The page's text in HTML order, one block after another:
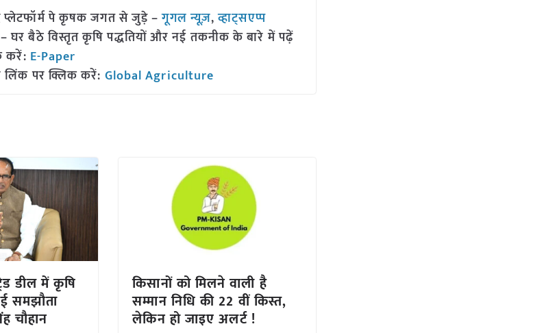
पे कृषक जगत से जुड़े –गूगल न्यूज़,व्हाट्सएप्प
– घर बैठे विस्तृत कृषि पद्धतियों और नई तकनीक के बारे में पढ़ें
करें: E-Paper
लिंक पर क्लिक करें: Global Agriculture
डील में कृषि
समझौता
चौहान
किसानों को मिलने वाली है
सम्मान निधि की 22 वीं किस्त,
लेकिन हो जाइए अलर्ट !